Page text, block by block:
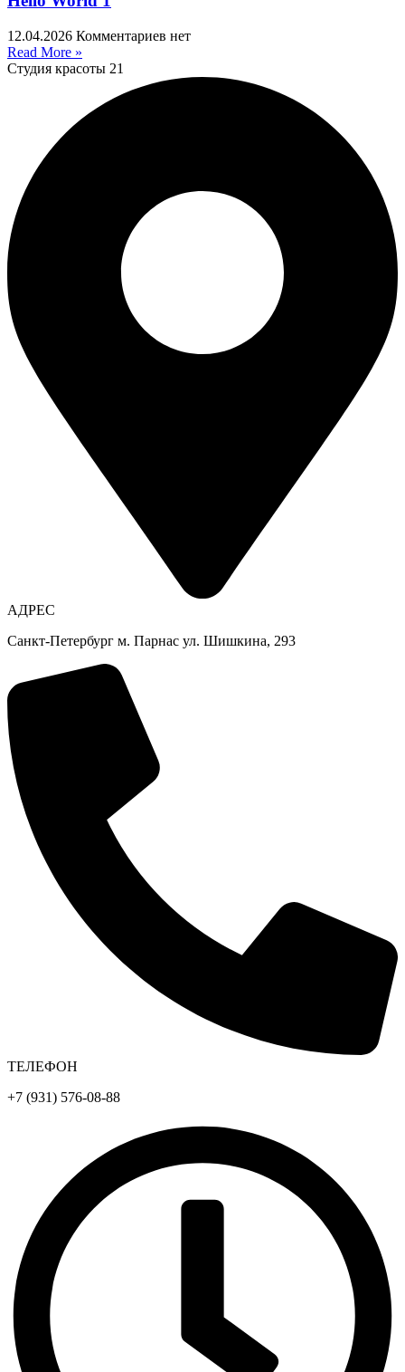
12.04.2026 Комментариев нет
Read More »
Студия красоты 21
АДРЕС
Санкт-Петербург м. Парнас ул. Шишкина, 293
ТЕЛЕФОН
+7 (931) 576-08-88